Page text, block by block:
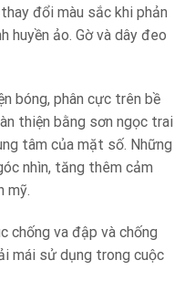
đổi màu sắc khi phản
huyền ảo. Gờ và dây đeo
bóng, phân cực trên bề
thiện bằng sơn ngọc trai
tâm của mặt số. Những
nhìn, tăng thêm cảm
mỹ.
chống va đập và chống
mái sử dụng trong cuộc